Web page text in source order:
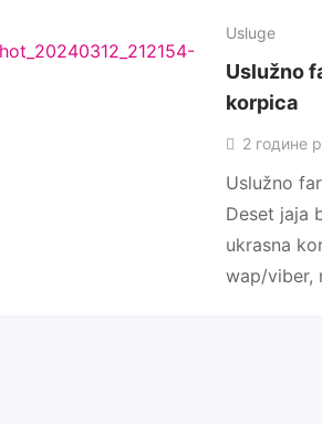
Usluge
Uslužno
korpica
2 године
Uslužno
Deset jaja
ukrasna
wap/viber,